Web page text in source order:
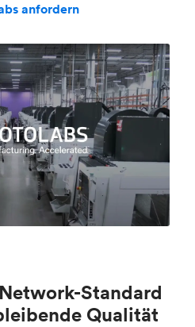
anfordern
Standard
Qualität